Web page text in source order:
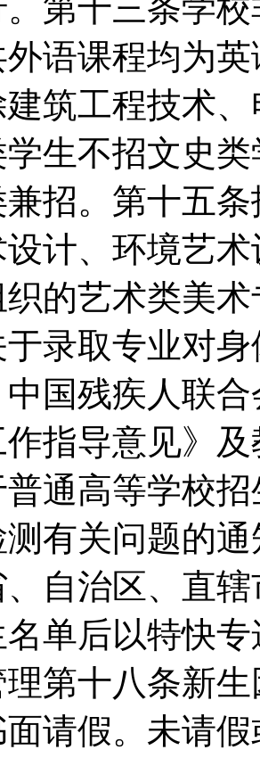
。第十三条学
外语课程均为
建筑工程技术
生不招文史
招。第十五
计、环境艺
的艺术类美
于录取专业对
国残疾人联
指导意见》
普通高等学校
有关问题的
自治区、直
单后以特快
理第十八条新
请假。未请